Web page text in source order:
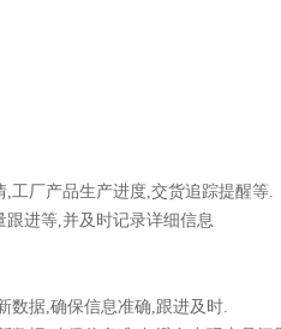
,工厂产品生产进度,交货追踪提醒等.
跟进等,并及时记录详细信息
数据,确保信息准确,跟进及时.